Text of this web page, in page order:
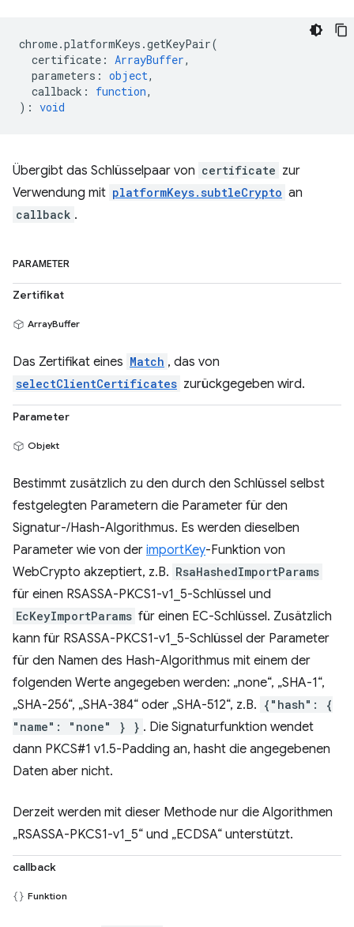
chrome.platformKeys .getKeyPair(
certificate : ArrayBuffer,
parameters : object,
callback : function,
) : void
Übergibt das Schlüsselpaar von certificate zur
Verwendung mit platformKeys.subtleCrypto an
callback .
PARAMETER
Zertifikat
ArrayBuffer
Das Zertifikat eines Match , das von
selectClientCertificates zurückgegeben wird.
Parameter
Objekt
Bestimmt zusätzlich zu den durch den Schlüssel selbst
festgelegten Parametern die Parameter für den
Signatur-/Hash-Algorithmus. Es werden dieselben
Parameter wie von der importKey-Funktion von
WebCrypto akzeptiert, z.B. RsaHashedImportParams
für einen RSASSA-PKCS1-v1_5-Schlüssel und
EcKeyImportParams für einen EC-Schlüssel. Zusätzlich
kann für RSASSA-PKCS1-v1_5-Schlüssel der Parameter
für den Namen des Hash-Algorithmus mit einem der
folgenden Werte angegeben werden: „none“, „SHA-1“,
„SHA-256“, „SHA-384“ oder „SHA-512“, z.B. {"hash": {
"name": "none" } } . Die Signaturfunktion wendet
dann PKCS#1 v1.5-Padding an, hasht die angegebenen
Daten aber nicht.
Derzeit werden mit dieser Methode nur die Algorithmen
„RSASSA-PKCS1-v1_5“ und „ECDSA“ unterstützt.
callback
Funktion